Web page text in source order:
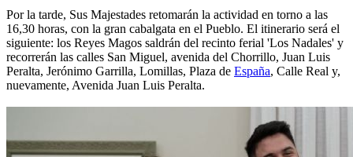
Por la tarde, Sus Majestades retomarán la actividad en torno a las
16,30 horas, con la gran cabalgata en el Pueblo. El itinerario será el
siguiente: los Reyes Magos saldrán del recinto ferial 'Los Nadales' y
recorrerán las calles San Miguel, avenida del Chorrillo, Juan Luis
Peralta, Jerónimo Garrilla, Lomillas, Plaza de España, Calle Real y,
nuevamente, Avenida Juan Luis Peralta.